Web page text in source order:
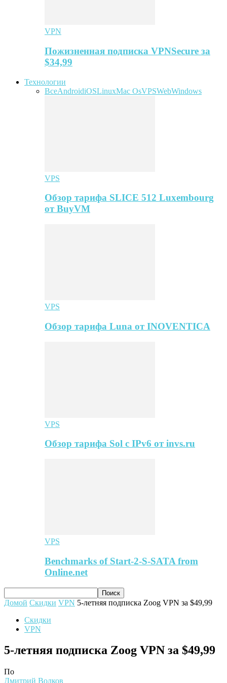
VPN
Пожизненная подписка VPNSecure за
$34,99
Технологии
ВсеAndroidiOSLinuxMac OsVPSWebWindows
VPS
Обзор тарифа SLICE 512 Luxembourg
от BuyVM
VPS
Обзор тарифа Luna от INOVENTICA
VPS
Обзор тарифа Sol с IPv6 от invs.ru
VPS
Benchmarks of Start-2-S-SATA from
Online.net
Домой Скидки VPN 5-летняя подписка Zoog VPN за $49,99
Скидки
VPN
5-летняя подписка Zoog VPN за $49,99
По
Дмитрий Волков